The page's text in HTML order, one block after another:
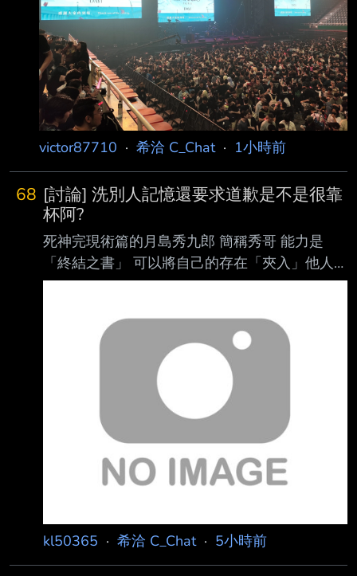
今天歌單出乎意料的好 竟然有水元素和天球 做
夢都沒想到 == 全場大合唱天球太滿足了 推文
20P 發到我不想發為止 --
victor87710 · 希洽 C_Chat· 1小時前
68 [討論] 洗別人記憶還要求道歉是不是很靠
杯阿?
死神完現術篇的月島秀九郎 簡稱秀哥 能力是
「終結之書」 可以將自己的存在「夾入」他人
的過去中 進而篡改記憶
被砍中後 過去與一護一同戰鬥的記憶 被洗成是
靠秀哥的幫忙才成功的
https://i.meee.com.tw/0eExgsL.png 甚至連更早
https://i.meee.com.tw/S3kbowd.png 不止這兩
人 一護身邊的親友們也中招了 紛紛要求對秀哥
動粗的一護向秀哥道歉!!! https://
kl50365 · 希洽 C_Chat· 5小時前